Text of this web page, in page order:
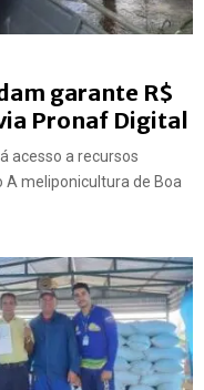
garante R$
Pronaf Digital
acesso a recursos
meliponicultura de Boa